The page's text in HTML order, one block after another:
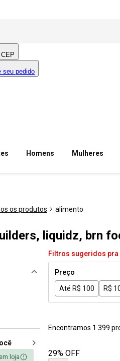
seu pedido
Homens Mulheres
os produtos alimento
liquidz, brn
loja
Filtros sugeridos pra
Preço
Até R$ 100
R$
Encontramos 1.399
29% OFF